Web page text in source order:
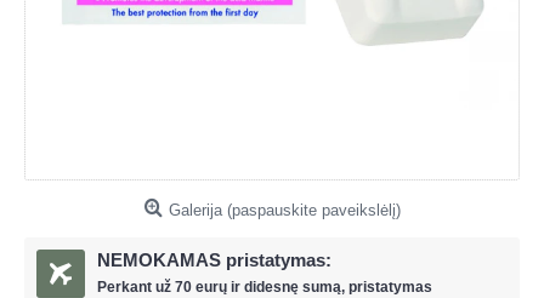
Galerija (paspauskite paveikslėlį)
NEMOKAMAS pristatymas:
Perkant už 70 eurų ir didesnę sumą, pristatymas